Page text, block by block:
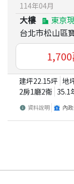
114年04月
大樓
東京
台北市松山區
1,700
建坪22.15坪 地
2房1廳2衛 35.1
資料說明 內